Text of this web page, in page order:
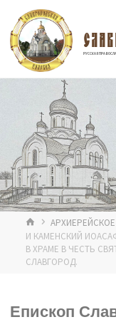
Перейти
содержимому
РУССКАЯ
ГЛАВНАЯ
И КАМЕНСКИЙ
В ХРАМЕ В ЧЕСТЬ
СЛАВГОРОД.
Епископ